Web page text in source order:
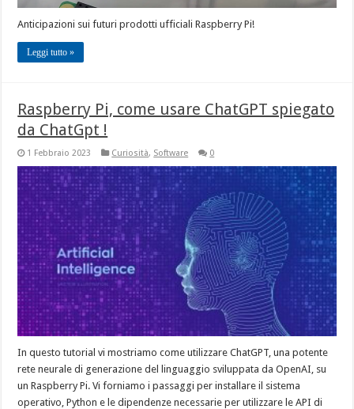
Anticipazioni sui futuri prodotti ufficiali Raspberry Pi!
Leggi tutto »
Raspberry Pi, come usare ChatGPT spiegato
da ChatGpt !
1 Febbraio 2023 Curiosità, Software 0
In questo tutorial vi mostriamo come utilizzare ChatGPT, una potente
rete neurale di generazione del linguaggio sviluppata da OpenAI, su
un Raspberry Pi. Vi forniamo i passaggi per installare il sistema
operativo, Python e le dipendenze necessarie per utilizzare le API di